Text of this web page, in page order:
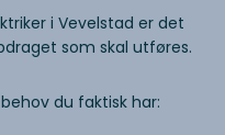
i Vevelstad er det
som skal utføres.
du faktisk har: